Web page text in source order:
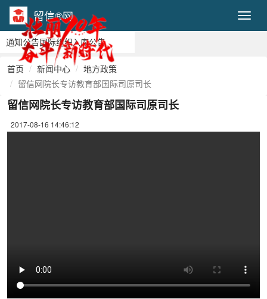
留信®网
通知公告国际组织入库公告
首页 新闻中心
地方政策
留信网院长专访教育部国际司原司长
留信网院长专访教育部国际司原司长
2017-08-16 14:46:12